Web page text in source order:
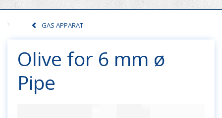
GAS APPARAT
Olive for 6 mm ø
Pipe